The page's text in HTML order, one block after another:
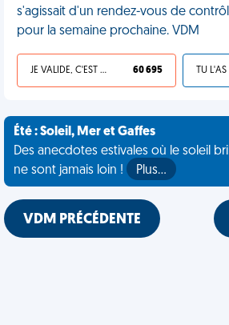
s'agissait d'un rendez-vous de
pour la semaine prochaine. VDM
JE VALIDE, C'EST UNE VDM 60 695
Été : Soleil, Mer et Gaffes
Des anecdotes estivales où le soleil
ne sont jamais loin !
Plus…
VDM PRÉCÉDENTE